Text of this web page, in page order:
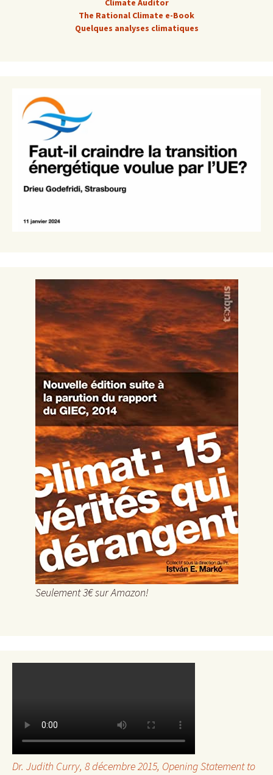
Climate Auditor
The Rational Climate e-Book
Quelques analyses climatiques
Seulement 3€ sur Amazon!
Dr. Judith Curry, 8 décembre 2015, Opening Statement to